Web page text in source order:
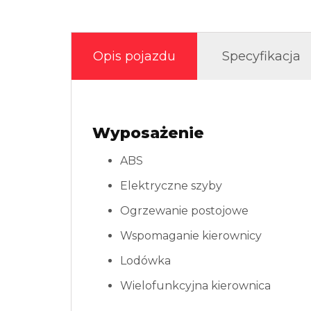
Opis pojazdu Specyfikacja
Wyposażenie
ABS
Elektryczne szyby
Ogrzewanie postojowe
Wspomaganie kierownicy
Lodówka
Wielofunkcyjna kierownica